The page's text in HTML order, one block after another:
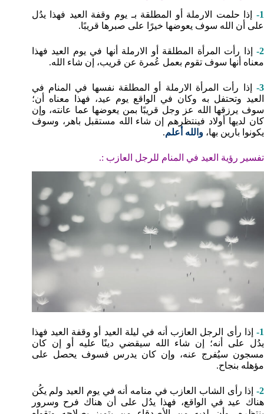
1-
إذا حلمت الارملة أو المطلقة بـ يوم وقفة العيد فهذا يدُل
على أن الله سوف يعوضها خيرًا على صبرها قريبًا.
2-
إذا رأت المرأة المطلقة أو الارملة أنها في يوم العيد فهذا
معناه أنها سوف تقوم بعمل عُمرة عن قريب، إن شاء الله.
3-
إذا رأت المرأة الارملة أو المطلقة نفسها في المنام في
العيد وتحتفل به وكان في الواقع يوم عيد، فهذا معناه أن؛
سوف يرزقها الله عز وجل قريبًا بمن يعوضها عما عانته، وإن
كان لديها أولاد فينتظرهم إن شاء الله مستقبل باهر، وسوف
يكونوا بارين بها، والله أعلم.
تفسير رؤية العيد في المنام للرجل العازب :.
1-
إذا رأى الرجل العازب أنه في ليلة العيد أو وقفة العيد فهذا
يدُل على أنه؛ إن شاء الله سيقضي دينًا عليه أو إن كان
مسجون سيُفرج عنه، وإن كان يدرس فسوف يحصل على
مؤهله بنجاح.
2-
إذا رأى الشاب العازب في منامه أنه في يوم العيد ولم يكُن
هناك عيد في الواقع، فهذا يدُل على أن هناك فرح وسرور